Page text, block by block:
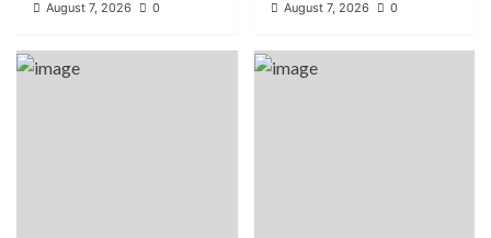
August 7, 2026
0
August 7, 2026
0